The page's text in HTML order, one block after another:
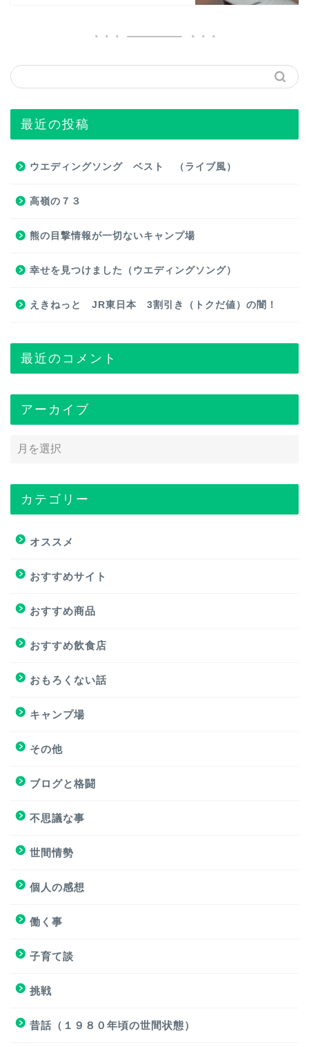
最近の投稿
ウエディングソング ベスト （ライブ風）
高嶺の７３
熊の目撃情報が一切ないキャンプ場
幸せを見つけました（ウエディングソング）
えきねっと JR東日本 3割引き（トクだ値）の闇！
最近のコメント
アーカイブ
カテゴリー
オススメ
おすすめサイト
おすすめ商品
おすすめ飲食店
おもろくない話
キャンプ場
その他
ブログと格闘
不思議な事
世間情勢
個人の感想
働く事
子育て談
挑戦
昔話（１９８０年頃の世間状態）おもろくない話